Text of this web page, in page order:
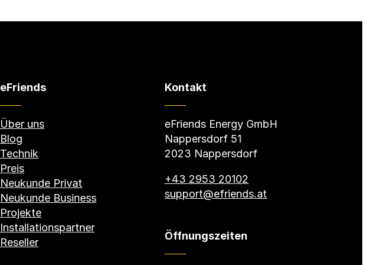
eFriends
Über uns
Blog
Technik
Preis
Neukunde Privat
Neukunde Business
Projekte
Installationspartner
Reseller
Kontakt
eFriends Energy GmbH
Nappersdorf 51
2023 Nappersdorf
+43 2953 20102
support@efriends.at
Öffnungszeiten